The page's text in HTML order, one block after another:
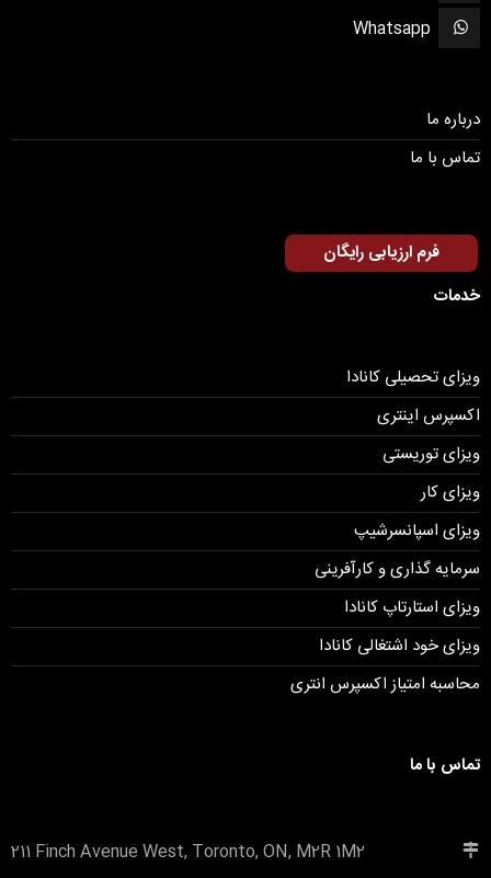
Whatsapp
درباره ما
تماس با ما
فرم ارزیابی رایگان
خدمات
ویزای تحصیلی کانادا
اکسپرس اینتری
ویزای توریستی
ویزای کار
ویزای اسپانسرشیپ
سرمایه گذاری و کارآفرینی
ویزای استارتاپ کانادا
ویزای خود اشتغالی کانادا
محاسبه امتیاز اکسپرس انتری
تماس با ما
211 Finch Avenue West, Toronto, ON, M2R 1M2